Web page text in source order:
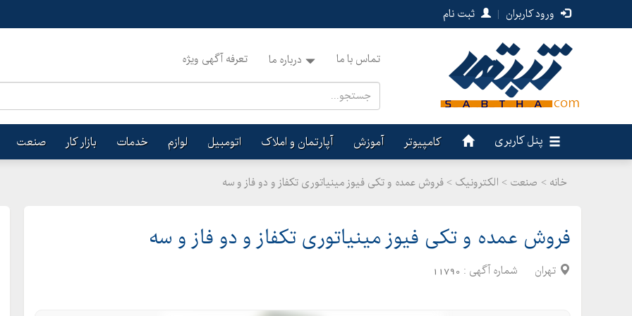
ورود کاربران | ثبت نام
تماس با ما درباره ما تعرفه آگهی ویژه
پنل کاربری کامپیوتر آموزش آپارتمان و املاک اتومبیل لوازم خدمات بازار کار صنعت
خانه > صنعت > الکترونیک > فروش عمده و تکی فیوز مینیاتوری تکفاز و دو فاز و سه
فروش عمده و تکی فیوز مینیاتوری تکفاز و دو فاز و سه
تهران شماره آگهی : 11790